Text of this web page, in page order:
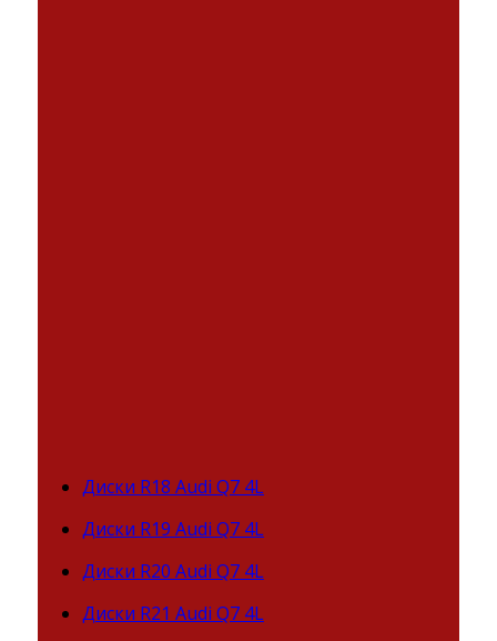
Диски R18 Audi Q7 4L
Диски R19 Audi Q7 4L
Диски R20 Audi Q7 4L
Диски R21 Audi Q7 4L